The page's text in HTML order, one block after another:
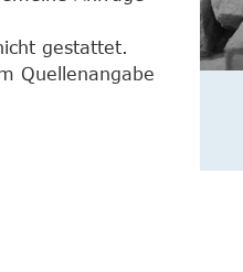
gestattet.
Quellenangabe